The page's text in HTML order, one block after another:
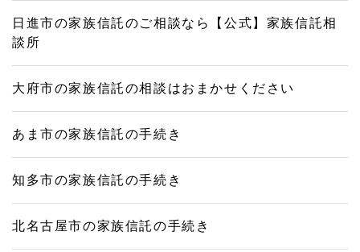
日進市の家族信託のご相談なら【公式】家族信託相
談所
大府市の家族信託の相談はおまかせください
あま市の家族信託の手続き
知多市の家族信託の手続き
北名古屋市の家族信託の手続き